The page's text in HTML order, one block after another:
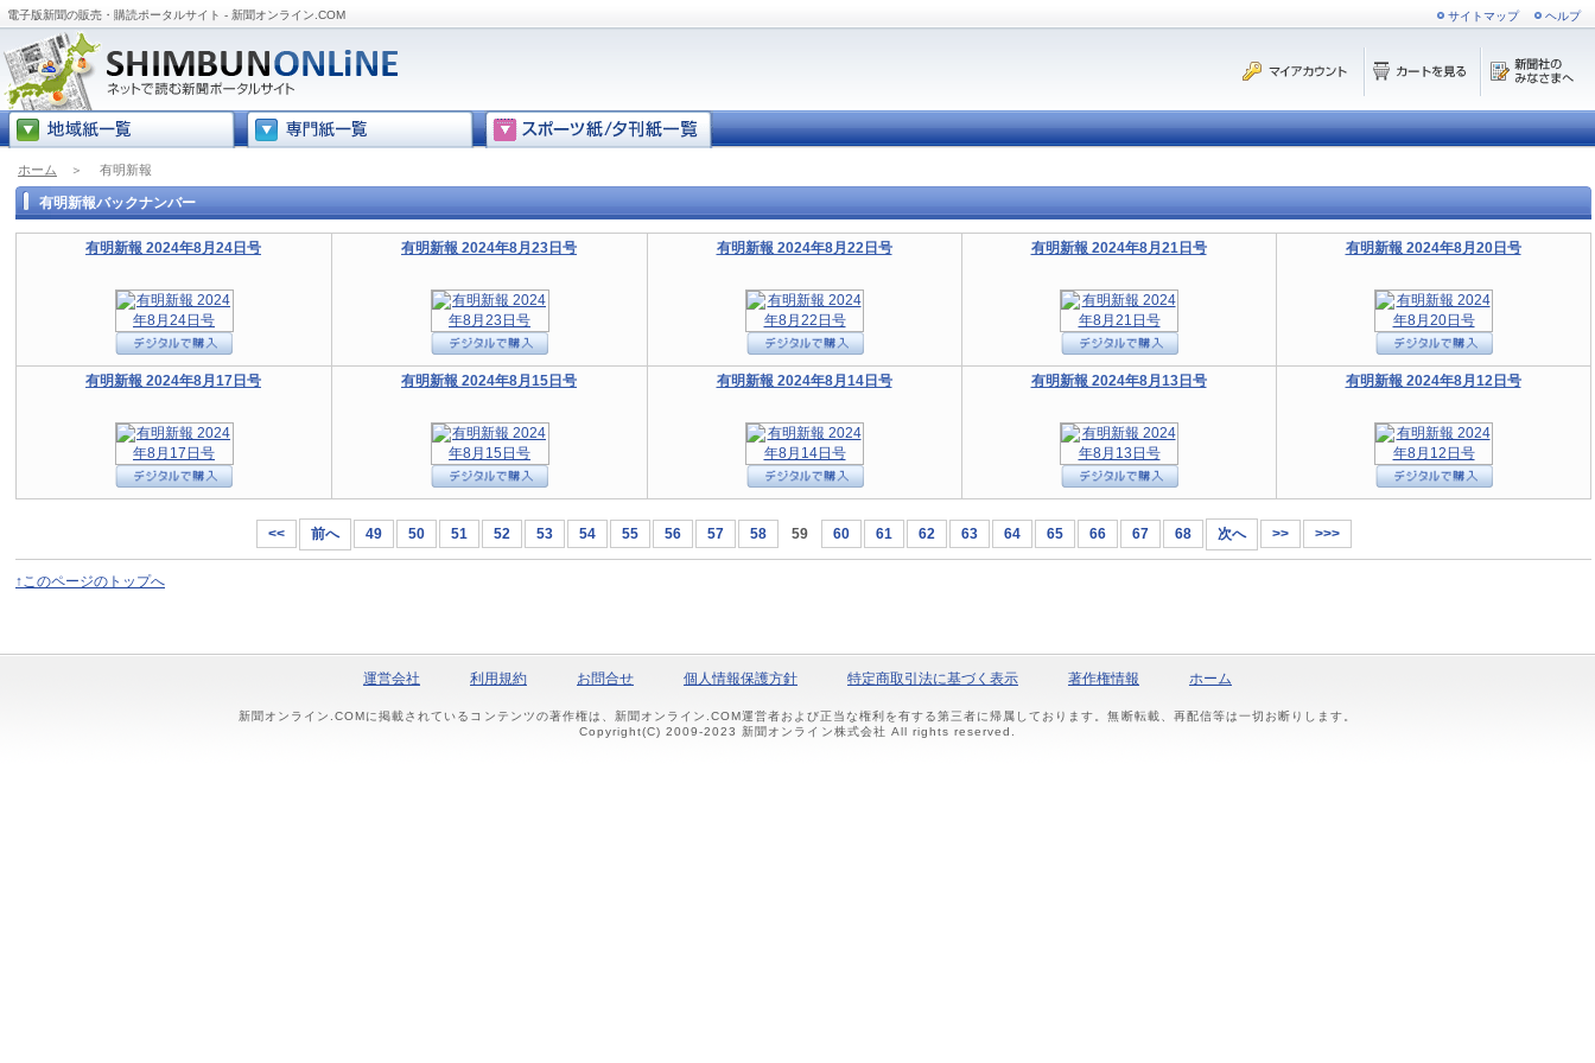
電子版新聞の販売・購読ポータルサイト - 新聞オンライン.COM サイトマップ ヘルプ
ホーム ＞ 有明新報
有明新報バックナンバー
有明新報 2024年8月24日号 有明新報 2024年8月23日号 有明新報 2024年8月22日号 有明新報 2024年8月21日号 有明新報 2024年8月20日号
有明新報 2024年8月17日号 有明新報 2024年8月15日号 有明新報 2024年8月14日号 有明新報 2024年8月13日号 有明新報 2024年8月12日号
<< 前へ 49 50 51 52 53 54 55 56 57 58 59 60 61 62 63 64 65 66 67 68 次へ >> >>>
↑このページのトップへ
運営会社 利用規約 お問合せ 個人情報保護方針 特定商取引法に基づく表示 著作権情報 ホーム
新聞オンライン.COMに掲載されているコンテンツの著作権は、新聞オンライン.COM運営者および正当な権利を有する第三者に帰属しております。無断転載、再配信等は一切お断りします。
Copyright(C) 2009-2023 新聞オンライン株式会社 All rights reserved.